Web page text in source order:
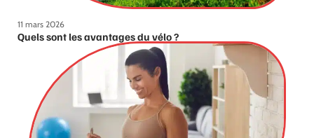
11 mars 2026
Quels sont les avantages du vélo ?